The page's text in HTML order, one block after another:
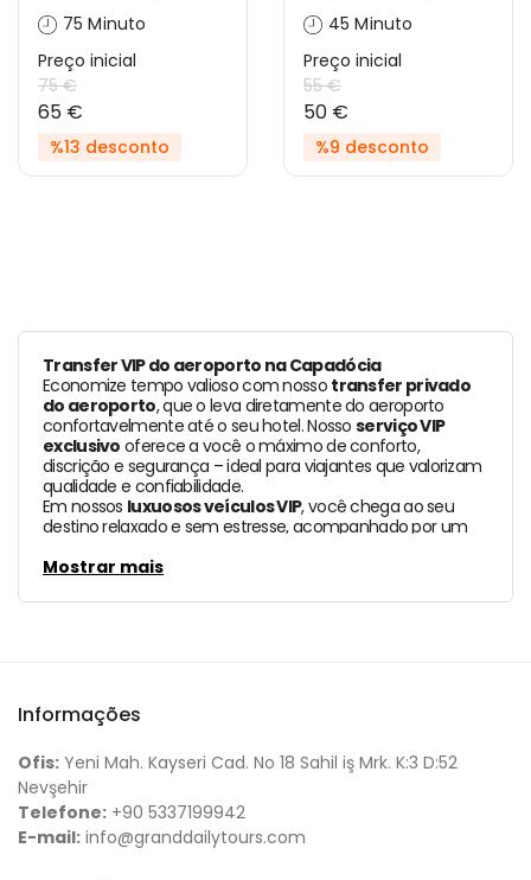
75 Minuto
Preço inicial
75 €
65 €
%13 desconto
45 Minuto
Preço inicial
55 €
50 €
%9 desconto
Transfer VIP do aeroporto na Capadócia
Economize tempo valioso com nosso transfer privado
do aeroporto, que o leva diretamente do aeroporto
confortavelmente até o seu hotel. Nossoserviço VIP
exclusivo oferece a você o máximo de conforto,
discrição e segurança – ideal para viajantes que valorizam
qualidade e confiabilidade.
Em nossos luxuosos veículos VIP, você chega ao seu
destino relaxado e sem estresse, acompanhado por um
aproveite a viagem e comece a sua estadia na
Mostrar mais
Informações
Ofis: Yeni Mah. Kayseri Cad. No 18 Sahil iş Mrk. K:3 D:52
Nevşehir
Telefone: +90 5337199942
E-mail: info@granddailytours.com